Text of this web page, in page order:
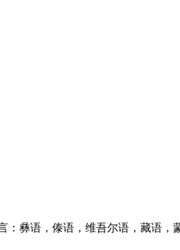
彝语，傣语，维吾尔语，藏语